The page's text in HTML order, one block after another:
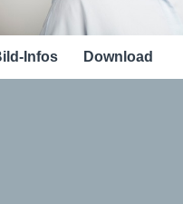
Infos Download